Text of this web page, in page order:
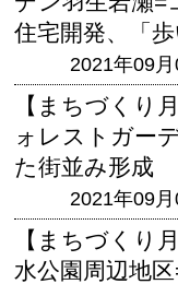
住宅開発、「
2021年09
【まちづくり
ォレストガー
た街並み形成
2021年09
【まちづくり
水公園周辺地